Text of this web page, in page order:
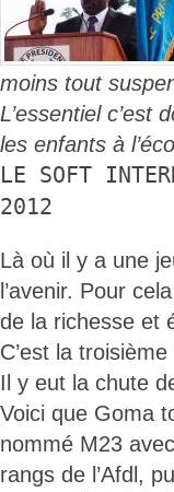
moins tout
L’essentiel
les enfants à
LE SOFT
2012
Là où il y a une
l’avenir. Pour
de la richesse et
C’est la
Il y eut la chute
Voici que Goma
nommé M23
rangs de l’Afdl,